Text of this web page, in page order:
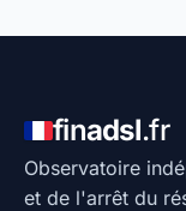
finadsl.fr
Observatoire
et de l'arrêt du